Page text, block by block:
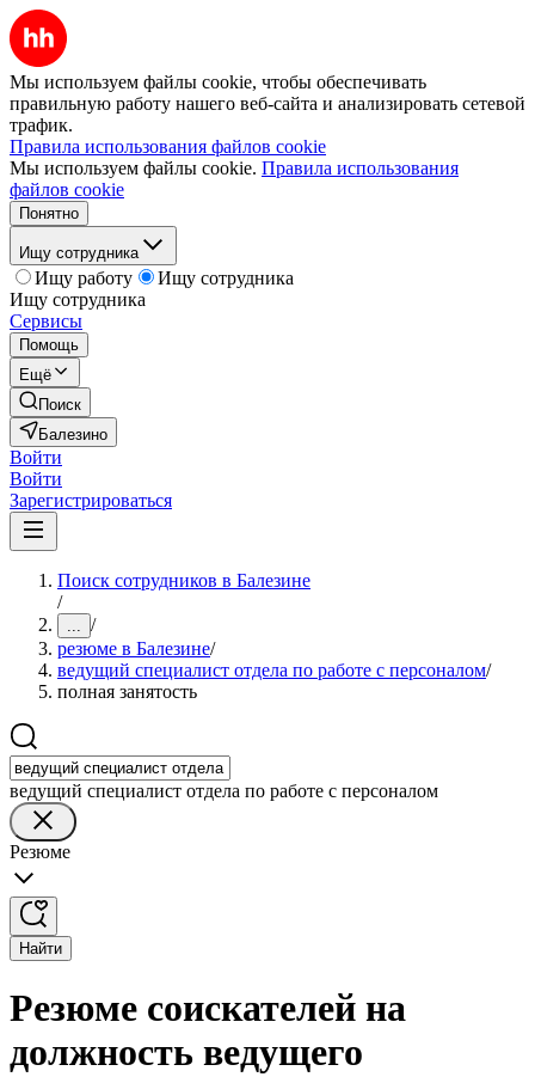
Мы используем файлы cookie, чтобы обеспечивать
правильную работу нашего веб-сайта и анализировать сетевой
трафик.
Правила использования файлов cookie
Мы используем файлы cookie. Правила использования
файлов cookie
Понятно
Ищу сотрудника
Ищу работу
Ищу сотрудника
Ищу сотрудника
Сервисы
Помощь
Ещё
Поиск
Балезино
Войти
Войти
Зарегистрироваться
Поиск сотрудников в Балезине
/
... /
резюме в Балезине/
ведущий специалист отдела по работе с персоналом/
полная занятость
ведущий специалист отдела по работе с персоналом
Резюме
Найти
Резюме соискателей на
должность ведущего